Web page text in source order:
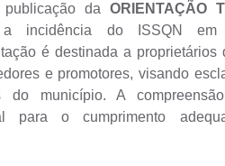
da ORIENTAÇÃO
incidência do ISSQN em
é destinada a proprietários
e promotores, visando
do município. A
para o cumprimento